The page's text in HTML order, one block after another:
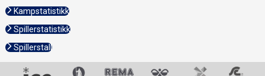
Kampstatistikk
Spillerstatistikk
Spillerstall